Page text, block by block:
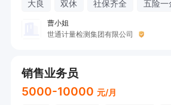
大良 双休 社保齐全 五险一
曹小姐
世通计量检测集团有限公司
销售业务员
5000-10000 元/月